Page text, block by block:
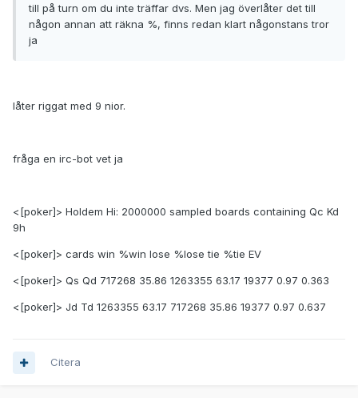
till på turn om du inte träffar dvs. Men jag överlåter det till
någon annan att räkna %, finns redan klart någonstans tror
ja
låter riggat med 9 nior.
fråga en irc-bot vet ja
<[poker]> Holdem Hi: 2000000 sampled boards containing Qc Kd
9h
<[poker]> cards win %win lose %lose tie %tie EV
<[poker]> Qs Qd 717268 35.86 1263355 63.17 19377 0.97 0.363
<[poker]> Jd Td 1263355 63.17 717268 35.86 19377 0.97 0.637
Citera